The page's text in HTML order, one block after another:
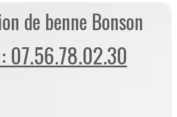
de benne Bonson
07.56.78.02.30